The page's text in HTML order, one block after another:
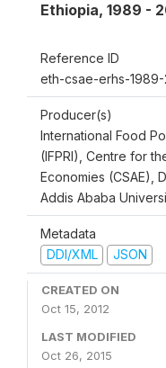
Ethiopia, 1989 -
Reference ID
eth-csae-erhs-
Producer(s)
International Food
(IFPRI), Centre for
Economies (CSAE),
Addis Ababa
Metadata
DDI/XML
JSON
CREATED ON
Oct 15, 2012
LAST MODIFIED
Oct 26, 2015